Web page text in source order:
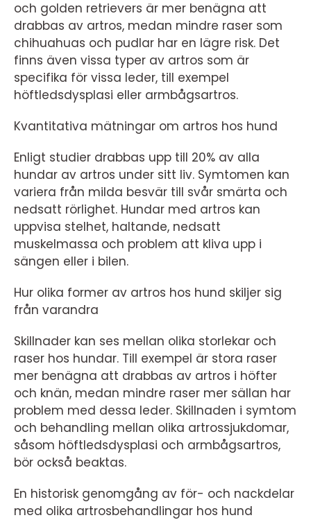
och golden retrievers är mer benägna att
drabbas av artros, medan mindre raser som
chihuahuas och pudlar har en lägre risk. Det
finns även vissa typer av artros som är
specifika för vissa leder, till exempel
höftledsdysplasi eller armbågsartros.
Kvantitativa mätningar om artros hos hund
Enligt studier drabbas upp till 20% av alla
hundar av artros under sitt liv. Symtomen kan
variera från milda besvär till svår smärta och
nedsatt rörlighet. Hundar med artros kan
uppvisa stelhet, haltande, nedsatt
muskelmassa och problem att kliva upp i
sängen eller i bilen.
Hur olika former av artros hos hund skiljer sig
från varandra
Skillnader kan ses mellan olika storlekar och
raser hos hundar. Till exempel är stora raser
mer benägna att drabbas av artros i höfter
och knän, medan mindre raser mer sällan har
problem med dessa leder. Skillnaden i symtom
och behandling mellan olika artrossjukdomar,
såsom höftledsdysplasi och armbågsartros,
bör också beaktas.
En historisk genomgång av för- och nackdelar
med olika artrosbehandlingar hos hund